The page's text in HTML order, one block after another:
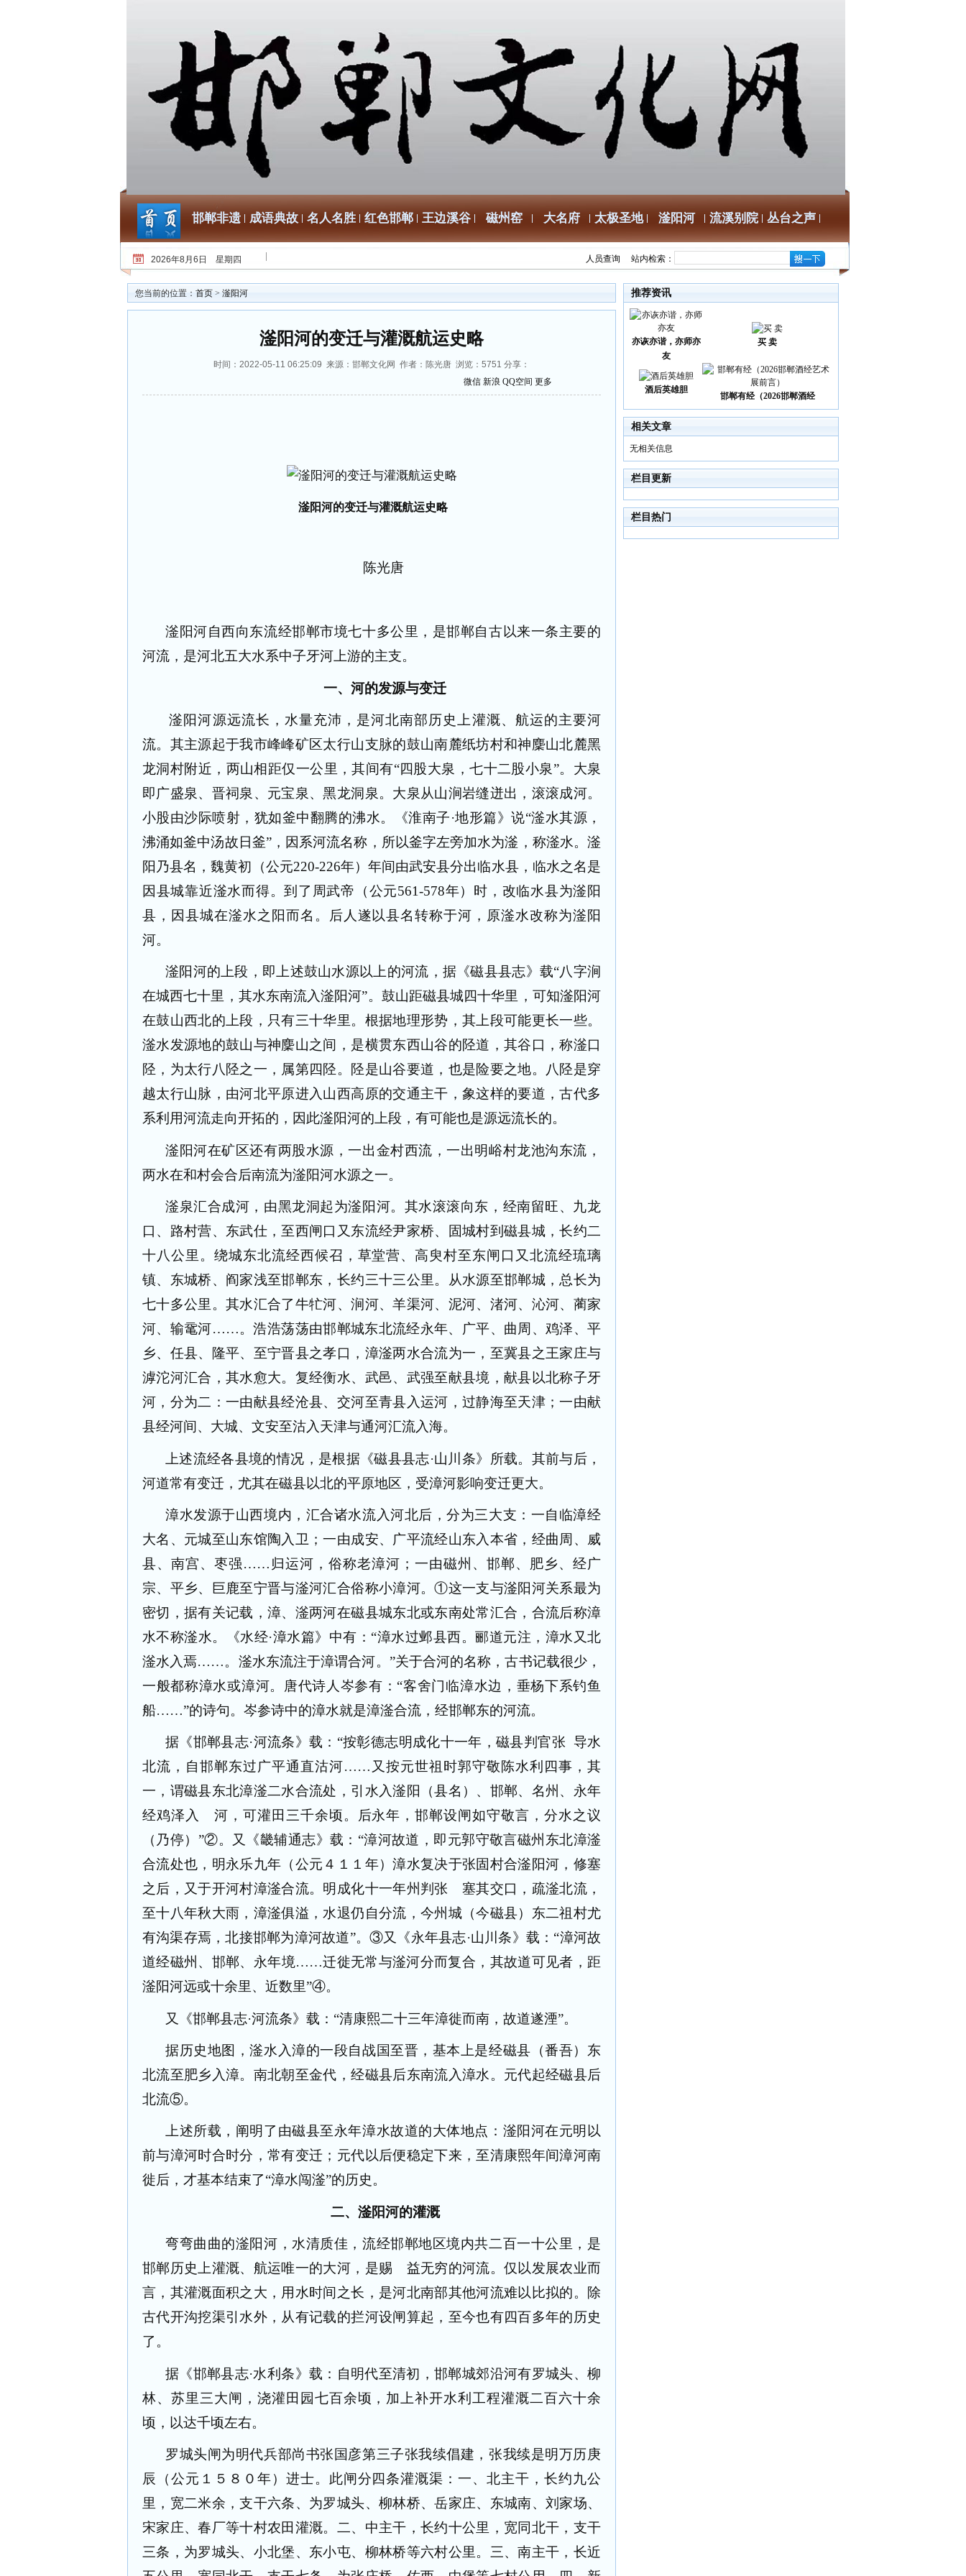
邯郸非遗 成语典故 名人名胜 红色邯郸 王边溪谷 磁州窑 大名府 太极圣地 滏阳河 流溪别院 丛台之声
2026年8月6日 星期四 人员查询 站内检索：
您当前的位置： 首页 > 滏阳河
滏阳河的变迁与灌溉航运史略
时间：2022-05-11 06:25:09 来源：邯郸文化网 作者：陈光唐 浏览： 5751 分享：
微信 新浪 QQ空间 更多
滏阳河的变迁与灌溉航运史略
陈光唐
滏阳河自西向东流经邯郸市境七十多公里，是邯郸自古以来一条主要的
河流，是河北五大水系中子牙河上游的主支。
一、河的发源与变迁
滏阳河源远流长，水量充沛，是河北南部历史上灌溉、航运的主要河
流。其主源起于我市峰峰矿区太行山支脉的鼓山南麓纸坊村和神麇山北麓黑
龙洞村附近，两山相距仅一公里，其间有“四股大泉，七十二股小泉”。大泉
即广盛泉、晋祠泉、元宝泉、黑龙洞泉。大泉从山涧岩缝迸出，滚滚成河。
小股由沙际喷射，犹如釜中翻腾的沸水。《淮南子·地形篇》说“滏水其源，
沸涌如釜中汤故日釜”，因系河流名称，所以釜字左旁加水为滏，称滏水。滏
阳乃县名，魏黄初（公元220-226年）年间由武安县分出临水县，临水之名是
因县城靠近滏水而得。到了周武帝（公元561-578年）时，改临水县为滏阳
县，因县城在滏水之阳而名。后人遂以县名转称于河，原滏水改称为滏阳
河。
滏阳河的上段，即上述鼓山水源以上的河流，据《磁县县志》载“八字涧
在城西七十里，其水东南流入滏阳河”。鼓山距磁县城四十华里，可知滏阳河
在鼓山西北的上段，只有三十华里。根据地理形势，其上段可能更长一些。
滏水发源地的鼓山与神麇山之间，是横贯东西山谷的陉道，其谷口，称滏口
陉，为太行八陉之一，属第四陉。陉是山谷要道，也是险要之地。八陉是穿
越太行山脉，由河北平原进入山西高原的交通主干，象这样的要道，古代多
系利用河流走向开拓的，因此滏阳河的上段，有可能也是源远流长的。
滏阳河在矿区还有两股水源，一出金村西流，一出明峪村龙池沟东流，
两水在和村会合后南流为滏阳河水源之一。
滏泉汇合成河，由黑龙洞起为滏阳河。其水滚滚向东，经南留旺、九龙
口、路村营、东武仕，至西闸口又东流经尹家桥、固城村到磁县城，长约二
十八公里。绕城东北流经西候召，草堂营、高臾村至东闸口又北流经琉璃
镇、东城桥、阎家浅至邯郸东，长约三十三公里。从水源至邯郸城，总长为
七十多公里。其水汇合了牛牤河、涧河、羊渠河、泥河、渚河、沁河、蔺家
河、输鼋河……。浩浩荡荡由邯郸城东北流经永年、广平、曲周、鸡泽、平
乡、任县、隆平、至宁晋县之孝口，漳滏两水合流为一，至冀县之王家庄与
滹沱河汇合，其水愈大。复经衡水、武邑、武强至献县境，献县以北称子牙
河，分为二：一由献县经沧县、交河至青县入运河，过静海至天津；一由献
县经河间、大城、文安至沽入天津与通河汇流入海。
上述流经各县境的情况，是根据《磁县县志·山川条》所载。其前与后，
河道常有变迁，尤其在磁县以北的平原地区，受漳河影响变迁更大。
漳水发源于山西境内，汇合诸水流入河北后，分为三大支：一自临漳经
大名、元城至山东馆陶入卫；一由成安、广平流经山东入本省，经曲周、威
县、南宫、枣强……归运河，俗称老漳河；一由磁州、邯郸、肥乡、经广
宗、平乡、巨鹿至宁晋与滏河汇合俗称小漳河。①这一支与滏阳河关系最为
密切，据有关记载，漳、滏两河在磁县城东北或东南处常汇合，合流后称漳
水不称滏水。《水经·漳水篇》中有：“漳水过邺县西。郦道元注，漳水又北
滏水入焉……。滏水东流注于漳谓合河。”关于合河的名称，古书记载很少，
一般都称漳水或漳河。唐代诗人岑参有：“客舍门临漳水边，垂杨下系钓鱼
船……”的诗句。岑参诗中的漳水就是漳滏合流，经邯郸东的河流。
据《邯郸县志·河流条》载：“按彰德志明成化十一年，磁县判官张 导水
北流，自邯郸东过广平通直沽河……又按元世祖时郭守敬陈水利四事，其
一，谓磁县东北漳滏二水合流处，引水入滏阳（县名）、邯郸、名州、永年
经鸡泽入 河，可灌田三千余顷。后永年，邯郸设闸如守敬言，分水之议
（乃停）”②。又《畿辅通志》载：“漳河故道，即元郭守敬言磁州东北漳滏
合流处也，明永乐九年（公元４１１年）漳水复决于张固村合滏阳河，修塞
之后，又于开河村漳滏合流。明成化十一年州判张 塞其交口，疏滏北流，
至十八年秋大雨，漳滏俱溢，水退仍自分流，今州城（今磁县）东二祖村尤
有沟渠存焉，北接邯郸为漳河故道”。③又《永年县志·山川条》载：“漳河故
道经磁州、邯郸、永年境……迁徙无常与滏河分而复合，其故道可见者，距
滏阳河远或十余里、近数里”④。
又《邯郸县志·河流条》载：“清康熙二十三年漳徙而南，故道遂湮”。
据历史地图，滏水入漳的一段自战国至晋，基本上是经磁县（番吾）东
北流至肥乡入漳。南北朝至金代，经磁县后东南流入漳水。元代起经磁县后
北流⑤。
上述所载，阐明了由磁县至永年漳水故道的大体地点：滏阳河在元明以
前与漳河时合时分，常有变迁；元代以后便稳定下来，至清康熙年间漳河南
徙后，才基本结束了“漳水闯滏”的历史。
二、滏阳河的灌溉
弯弯曲曲的滏阳河，水清质佳，流经邯郸地区境内共二百一十公里，是
邯郸历史上灌溉、航运唯一的大河，是赐 益无穷的河流。仅以发展农业而
言，其灌溉面积之大，用水时间之长，是河北南部其他河流难以比拟的。除
古代开沟挖渠引水外，从有记载的拦河设闸算起，至今也有四百多年的历史
了。
据《邯郸县志·水利条》载：自明代至清初，邯郸城郊沿河有罗城头、柳
林、苏里三大闸，浇灌田园七百余顷，加上补开水利工程灌溉二百六十余
顷，以达千顷左右。
罗城头闸为明代兵部尚书张国彦第三子张我续倡建，张我续是明万历庚
辰（公元１５８０年）进士。此闸分四条灌溉渠：一、北主干，长约九公
里，宽二米余，支干六条、为罗城头、柳林桥、岳家庄、东城南、刘家场、
宋家庄、春厂等十村农田灌溉。二、中主干，长约十公里，宽同北干，支干
三条，为罗城头、小北堡、东小屯、柳林桥等六村公里。三、南主干，长近
推荐资讯
亦诙亦谐，亦师亦
友
买 卖
酒后英雄胆
邯郸有经（2026邯郸酒经
相关文章
无相关信息
栏目更新
栏目热门